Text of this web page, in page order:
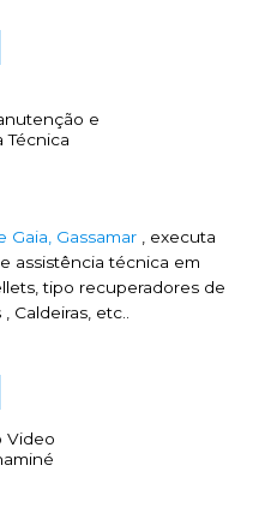
e
Técnica
Gaia, Gassamar , executa
assistência técnica em
tipo recuperadores de
Caldeiras, etc..
Video